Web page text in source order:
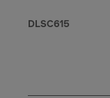
DLSC615